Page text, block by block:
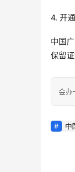
4. 开
中国
保留
会办
中